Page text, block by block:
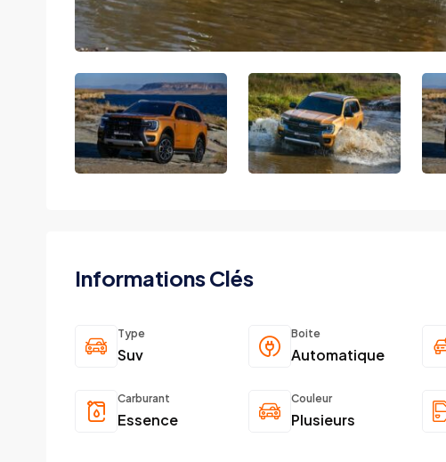
Informations Clés
Type
Suv
Boite
Automatique
Carburant
Essence
Couleur
Plusieurs